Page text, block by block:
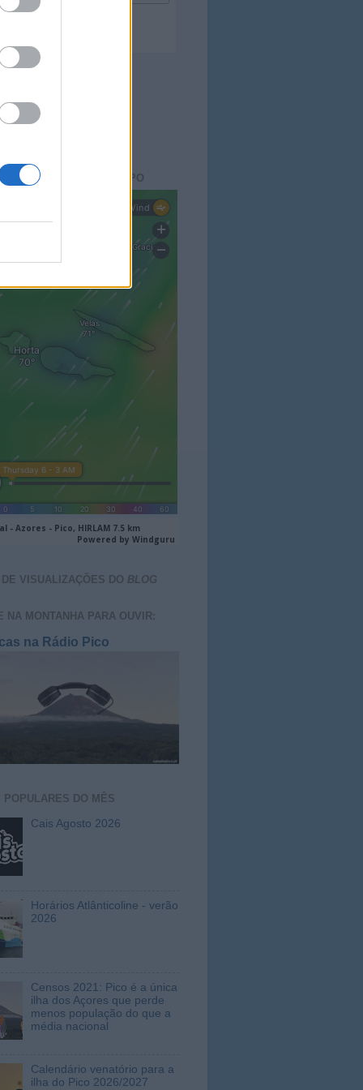
DO
DO ESTADO DO TEMPO
VISUALIZAÇÕES DO BLOG
NA MONTANHA PARA OUVIR:
na Rádio Pico
POPULARES DO MÊS
Cais Agosto 2026
Horários Atlânticoline - verão
2026
Censos 2021: Pico é a única
ilha dos Açores que perde
menos população do que a
média nacional
Calendário venatório para a
ilha do Pico 2026/2027